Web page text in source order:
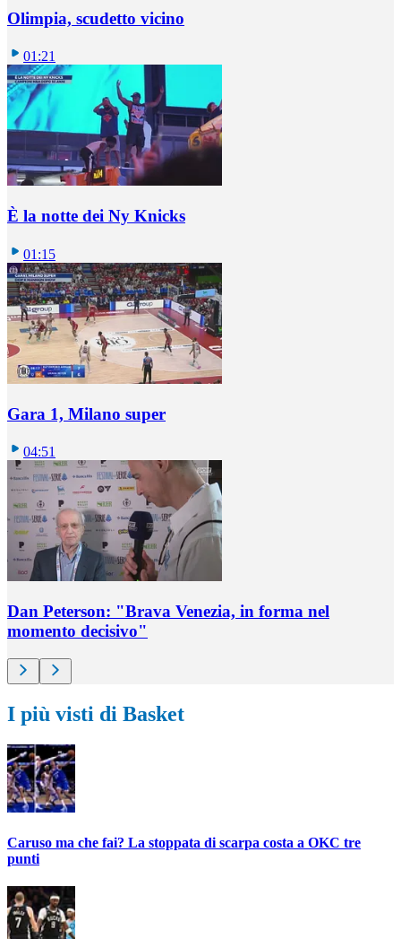
Olimpia, scudetto vicino
01:21
È la notte dei Ny Knicks
01:15
Gara 1, Milano super
04:51
Dan Peterson: "Brava Venezia, in forma nel
momento decisivo"
I più visti di Basket
Caruso ma che fai? La stoppata di scarpa costa a OKC tre
punti